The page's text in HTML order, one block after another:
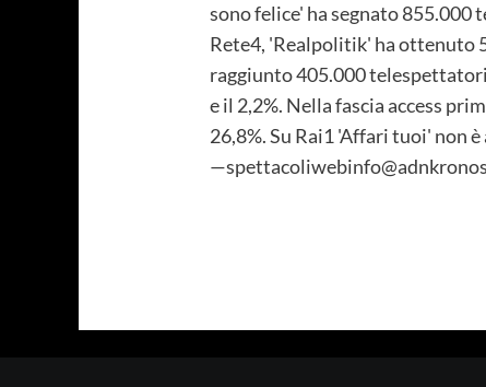
sono felice' ha segnato 855.000
Rete4, 'Realpolitik' ha ottenuto
raggiunto 405.000
e il 2,2%. Nella fascia access
26,8%. Su Rai1 'Affari tuoi' non